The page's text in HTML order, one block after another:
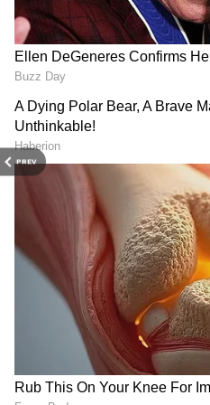
PREV
సకాలంలో ఇంజన్ ఆర్డర్
ఏప్రిల్ 27, 2023 నాటికి
ఇంజిన్లలో కనీసం 10 స్పేర్
ఇంజిన్‌లను అమెరికన్ ఇంజిన్
చేయాలి. కానీ P&W ఆర్డర్‌ను
RECOMMENDED STORIES